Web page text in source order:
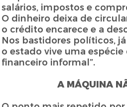
salários, impostos e
O dinheiro deixa de
o crédito encarece e a
Nos bastidores políticos,
o estado vive uma
financeiro informal”.
A MÁQUINA